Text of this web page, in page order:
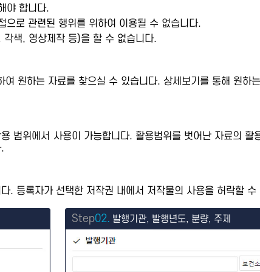
야 합니다.
으로 관련된 행위를 위하여 이용될 수 없습니다.
색, 영상제작 등)을 할 수 없습니다.
원하는 자료를 찾으실 수 있습니다. 상세보기를 통해 원하
범위에서 사용이 가능합니다. 활용범위를 벗어난 자료의 활
. 등록자가 선택한 저작권 내에서 저작물의 사용을 허락할 수
Step02. 발행기관, 발행년도, 분량, 주제